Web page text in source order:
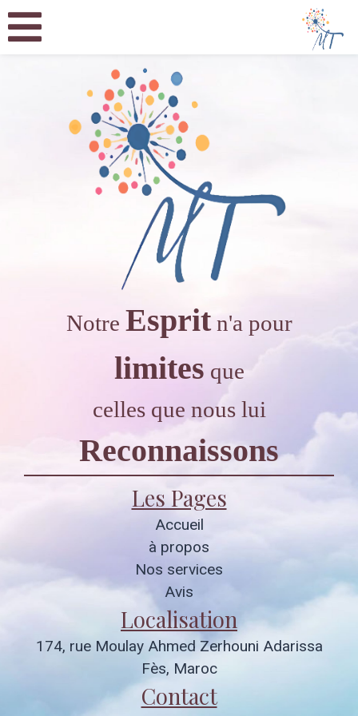
Notre Espritn'a pour
limites que
celles que nous lui
Reconnaissons
Les Pages
Accueil
à propos
Nos services
Avis
Localisation
174, rue Moulay Ahmed Zerhouni Adarissa
Fès, Maroc
Contact